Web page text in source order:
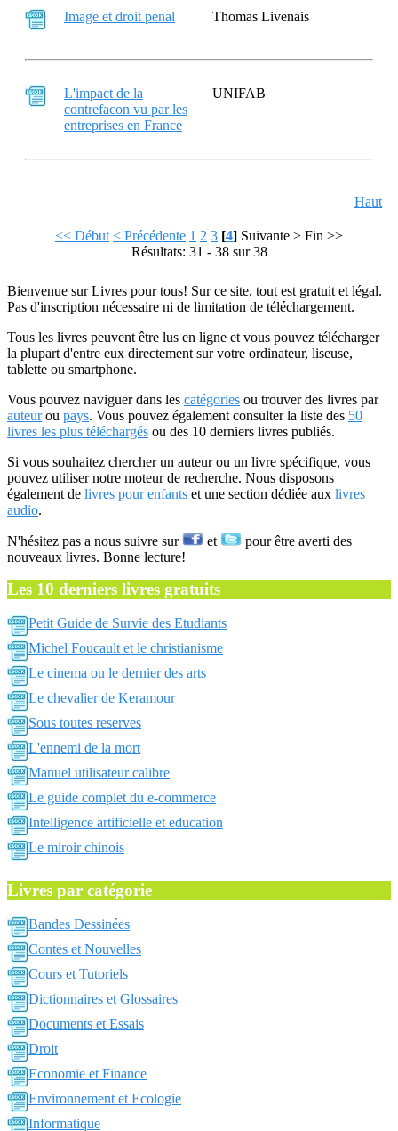
Image et droit penal Thomas Livenais
L'impact de la
contrefacon vu par les
entreprises en France
UNIFAB
Haut
<< Début < Précédente 1 2 3 [4] Suivante > Fin >>
Résultats: 31 - 38 sur 38
Bienvenue sur Livres pour tous! Sur ce site, tout est gratuit et légal.
Pas d'inscription nécessaire ni de limitation de téléchargement.
Tous les livres peuvent être lus en ligne et vous pouvez télécharger
la plupart d'entre eux directement sur votre ordinateur, liseuse,
tablette ou smartphone.
Vous pouvez naviguer dans les catégories ou trouver des livres par
auteurou pays. Vous pouvez également consulter la liste des 50
livres les plus téléchargés ou des 10 derniers livres publiés.
Si vous souhaitez chercher un auteur ou un livre spécifique, vous
pouvez utiliser notre moteur de recherche. Nous disposons
également de livres pour enfants et une section dédiée aux livres
audio.
N'hésitez pas a nous suivre sur et
pour être averti des
nouveaux livres. Bonne lecture!
Les 10 derniers livres gratuits
Petit Guide de Survie des Etudiants
Michel Foucault et le christianisme
Le cinema ou le dernier des arts
Le chevalier de Keramour
Sous toutes reserves
L'ennemi de la mort
Manuel utilisateur calibre
Le guide complet du e-commerce
Intelligence artificielle et education
Le miroir chinois
Livres par catégorie
Bandes Dessinées
Contes et Nouvelles
Cours et Tutoriels
Dictionnaires et Glossaires
Documents et Essais
Droit
Economie et Finance
Environnement et Ecologie
Informatique